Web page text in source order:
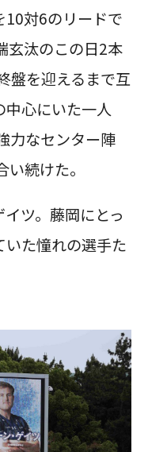
10対6のリードで
玄汰のこの日2本
盤を迎えるまで互
心にいた一人
力なセンター陣
続けた。
ツ。藤岡にとっ
た憧れの選手た